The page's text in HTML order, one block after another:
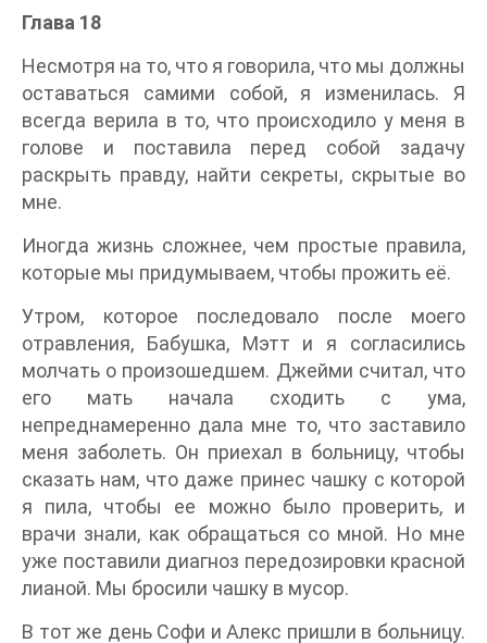
Глава 18
Несмотря на то, что я говорила, что мы должны
оставаться самими собой, я изменилась. Я
всегда верила в то, что происходило у меня в
голове и поставила перед собой задачу
раскрыть правду, найти секреты, скрытые во
мне.
Иногда жизнь сложнее, чем простые правила,
которые мы придумываем, чтобы прожить её.
Утром, которое последовало после моего
отравления, Бабушка, Мэтт и я согласились
молчать о произошедшем. Джейми считал, что
его мать начала сходить с ума,
непреднамеренно дала мне то, что заставило
меня заболеть. Он приехал в больницу, чтобы
сказать нам, что даже принес чашку с которой
я пила, чтобы ее можно было проверить, и
врачи знали, как обращаться со мной. Но мне
уже поставили диагноз передозировки красной
лианой. Мы бросили чашку в мусор.
В тот же день Софи и Алекс пришли в больницу.